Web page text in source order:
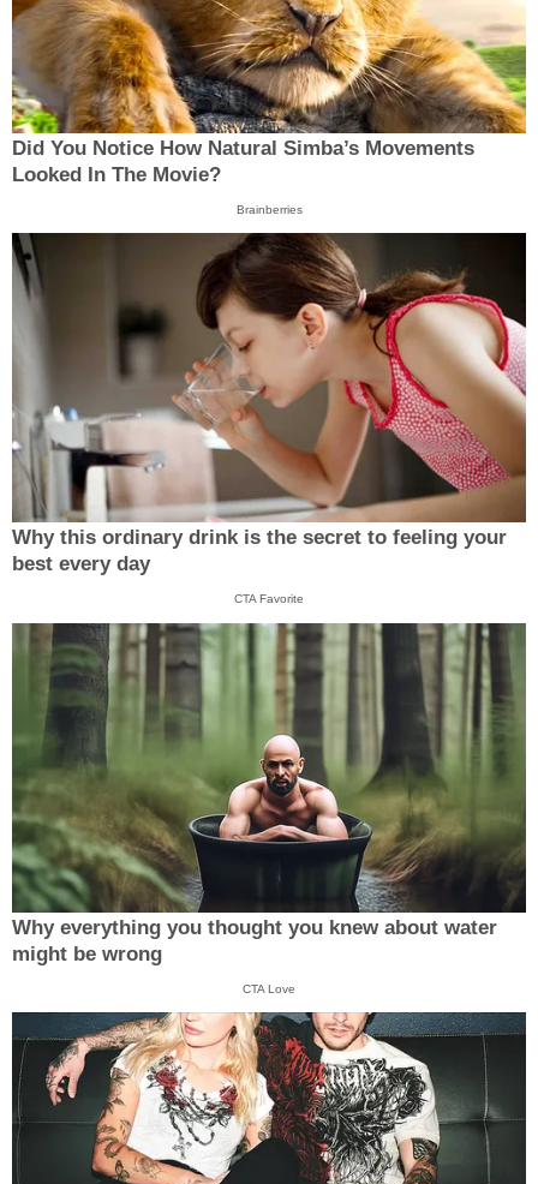
Did You Notice How Natural Simba’s Movements
Looked In The Movie?
Brainberries
Why this ordinary drink is the secret to feeling your
best every day
CTA Favorite
Why everything you thought you knew about water
might be wrong
CTA Love